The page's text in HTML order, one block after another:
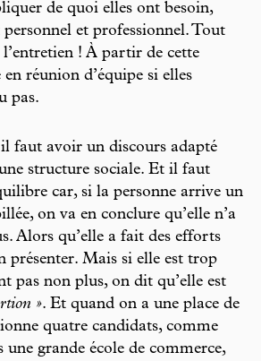
de quoi elles ont besoin,
et professionnel. Tout
! À partir de cette
réunion d’équipe si elles
pas.
faut avoir un discours adapté
structure sociale. Et il faut
car, si la personne arrive un
on va en conclure qu’elle n’a
Alors qu’elle a fait des efforts
présenter. Mais si elle est trop
pas non plus, on dit qu’elle est
». Et quand on a une place de
quatre candidats, comme
une grande école de commerce,